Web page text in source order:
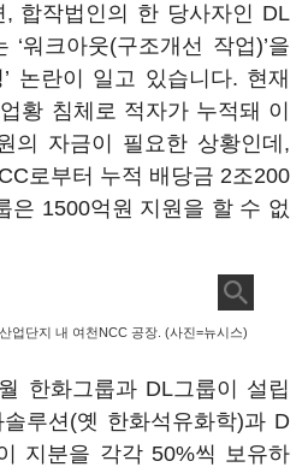
합작법인의 한 당사자인 DL
워크아웃(구조개선 작업)’을
’ 논란이 일고 있습니다. 현재
황 침체로 적자가 누적돼 이
의 자금이 필요한 상황인데,
로부터 누적 배당금 2조200
은 1500억원 지원을 할 수 없
업단지 내 여천NCC 공장. (사진=뉴시스)
한화그룹과 DL그룹이 설립
루션(옛 한화석유화학)과 D
지분을 각각 50%씩 보유하